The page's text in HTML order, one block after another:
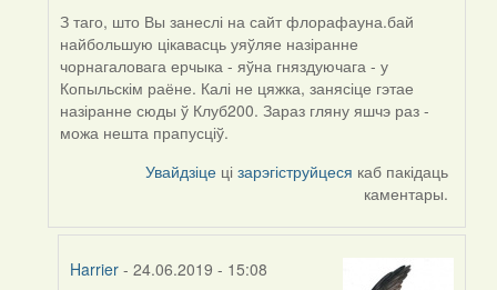
З таго, што Вы занеслі на сайт флорафауна.бай
найбольшую цікавасць уяўляе назіранне
чорнагаловага ерчыка - яўна гняздуючага - у
Копыльскім раёне. Калі не цяжка, занясіце гэтае
назіранне сюды ў Клуб200. Зараз гляну яшчэ раз -
можа нешта прапусціў.
Увайдзіце цізарэгіструйцеся каб пакідаць
каментары.
Harrier - 24.06.2019 - 15:08